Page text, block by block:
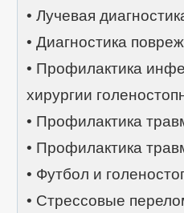
• Лучевая
• Диагностика
• Профилактика
хирургии
• Профилактика
• Профилактика
• Футбол и
• Стрессовые